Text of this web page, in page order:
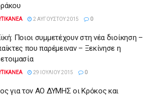
2 ΑΥΓΟΎΣΤΟΥ 2015 0
Ποιοι συμμετέχουν στη νέα διοίκηση –
που παρέμειναν – Ξεκίνησε η
29 ΙΟΥΛΊΟΥ 2015 0
για τον ΑΟ ΔΥΜΗΣ οι Κρόκος και